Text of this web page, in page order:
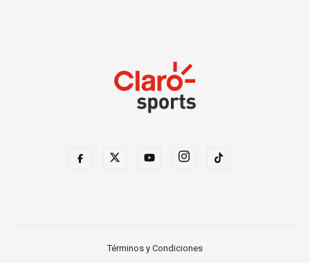
Términos y Condiciones